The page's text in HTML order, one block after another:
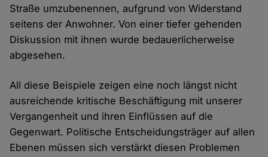
Straße umzubenennen, aufgrund von Widerstand
seitens der Anwohner. Von einer tiefer gehenden
Diskussion mit ihnen wurde bedauerlicherweise
abgesehen.
All diese Beispiele zeigen eine noch längst nicht
ausreichende kritische Beschäftigung mit unserer
Vergangenheit und ihren Einflüssen auf die
Gegenwart. Politische Entscheidungsträger auf allen
Ebenen müssen sich verstärkt diesen Problemen